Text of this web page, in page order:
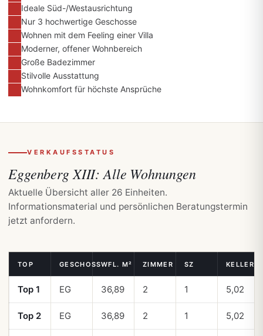
Ideale Süd-/Westausrichtung
Nur 3 hochwertige Geschosse
Wohnen mit dem Feeling einer Villa
Moderner, offener Wohnbereich
Große Badezimmer
Stilvolle Ausstattung
Wohnkomfort für höchste Ansprüche
VERKAUFSSTATUS
Eggenberg XIII:Alle Wohnungen
Aktuelle Übersicht aller 26 Einheiten.
Informationsmaterial und persönlichen Beratungstermin
jetzt anfordern.
TOP GESCHOSSWFL. M² ZIMMER SZ KELLER
Top 1 EG 36,89 2 1 5,02
Top 2 EG 36,89 2 1 5,02